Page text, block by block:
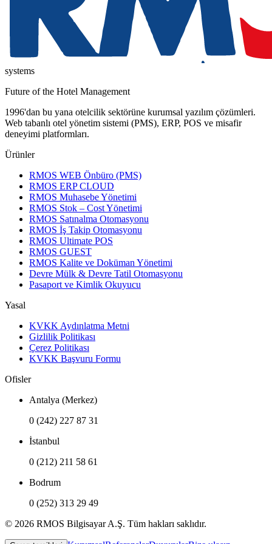
systems
Future of the Hotel Management
1996'dan bu yana otelcilik sektörüne kurumsal yazılım çözümleri.
Web tabanlı otel yönetim sistemi (PMS), ERP, POS ve misafir
deneyimi platformları.
Ürünler
RMOS WEB Önbüro (PMS)
RMOS ERP CLOUD
RMOS Muhasebe Yönetimi
RMOS Stok – Cost Yönetimi
RMOS Satınalma Otomasyonu
RMOS İş Takip Otomasyonu
RMOS Ultimate POS
RMOS GUEST
RMOS Kalite ve Doküman Yönetimi
Devre Mülk & Devre Tatil Otomasyonu
Pasaport ve Kimlik Okuyucu
Yasal
KVKK Aydınlatma Metni
Gizlilik Politikası
Çerez Politikası
KVKK Başvuru Formu
Ofisler
Antalya (Merkez)
0 (242) 227 87 31
İstanbul
0 (212) 211 58 61
Bodrum
0 (252) 313 29 49
© 2026 RMOS Bilgisayar A.Ş. Tüm hakları saklıdır.